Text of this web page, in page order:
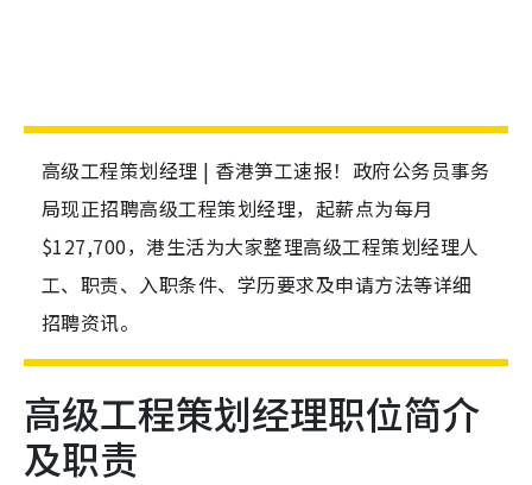
高级工程策划经理 | 香港笋工速报！政府公务员事务
局现正招聘高级工程策划经理，起薪点为每月
$127,700，港生活为大家整理高级工程策划经理人
工、职责、入职条件、学历要求及申请方法等详细
招聘资讯。
高级工程策划经理职位简介
及职责